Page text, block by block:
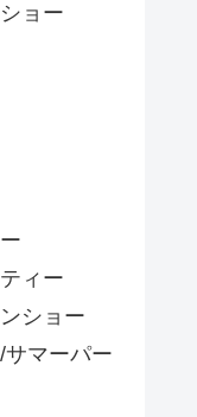
ョー
ィー
ショー
マーパー